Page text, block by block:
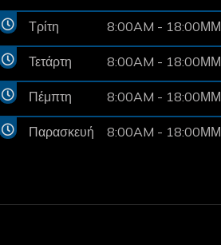
Τρίτη 8:00AM - 18:00ΜΜ
Τετάρτη 8:00AM - 18:00ΜΜ
Πέμπτη 8:00AM - 18:00ΜΜ
Παρασκευή 8:00AM - 18:00ΜΜ